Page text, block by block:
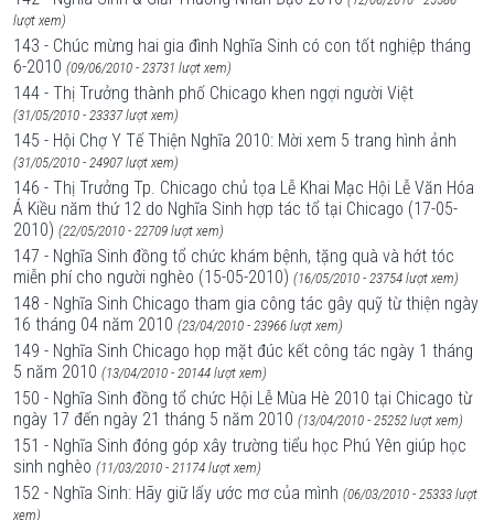
lượt xem)
143 - Chúc mừng hai gia đình Nghĩa Sinh có con tốt nghiệp tháng
6-2010 (09/06/2010 - 23731 lượt xem)
144 - Thị Trưởng thành phố Chicago khen ngợi người Việt
(31/05/2010 - 23337 lượt xem)
145 - Hội Chợ Y Tế Thiện Nghĩa 2010: Mời xem 5 trang hình ảnh
(31/05/2010 - 24907 lượt xem)
146 - Thị Trưởng Tp. Chicago chủ tọa Lễ Khai Mạc Hội Lễ Văn Hóa
Á Kiều năm thứ 12 do Nghĩa Sinh hợp tác tổ tại Chicago (17-05-
2010) (22/05/2010 - 22709 lượt xem)
147 - Nghĩa Sinh đồng tổ chức khám bệnh, tặng quà và hớt tóc
miễn phí cho người nghèo (15-05-2010) (16/05/2010 - 23754 lượt xem)
148 - Nghĩa Sinh Chicago tham gia công tác gây quỹ từ thiện ngày
16 tháng 04 năm 2010 (23/04/2010 - 23966 lượt xem)
149 - Nghĩa Sinh Chicago họp mặt đúc kết công tác ngày 1 tháng
5 năm 2010 (13/04/2010 - 20144 lượt xem)
150 - Nghĩa Sinh đồng tổ chức Hội Lễ Mùa Hè 2010 tại Chicago từ
ngày 17 đến ngày 21 tháng 5 năm 2010 (13/04/2010 - 25252 lượt xem)
151 - Nghĩa Sinh đóng góp xây trường tiểu học Phú Yên giúp học
sinh nghèo (11/03/2010 - 21174 lượt xem)
152 - Nghĩa Sinh: Hãy giữ lấy ước mơ của mình (06/03/2010 - 25333 lượt
xem)